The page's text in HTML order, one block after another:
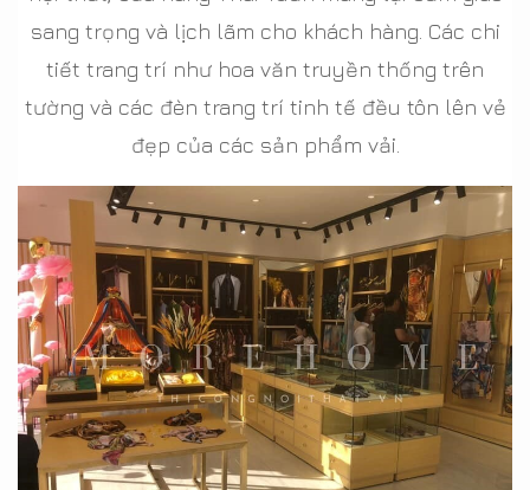
sang trọng và lịch lãm cho khách hàng. Các chi
tiết trang trí như hoa văn truyền thống trên
tường và các đèn trang trí tinh tế đều tôn lên vẻ
đẹp của các sản phẩm vải.